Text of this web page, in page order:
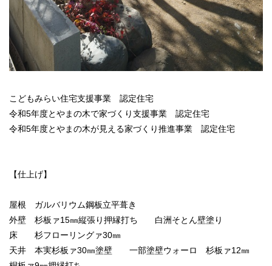
こどもみらい住宅支援事業 認定住宅
令和5年度とやまの木で家づくり支援事業 認定住宅
令和5年度とやまの木が見える家づくり推進事業 認定住宅
【仕上げ】
屋根 ガルバリウム鋼板立平葺き
外壁 杉板ァ15㎜縦張り押縁打ち 白洲そとん壁塗り
床 杉フローリングァ30㎜
天井 本実杉板ァ30㎜塗壁 一部塗壁ウォーロ 杉板ァ12㎜